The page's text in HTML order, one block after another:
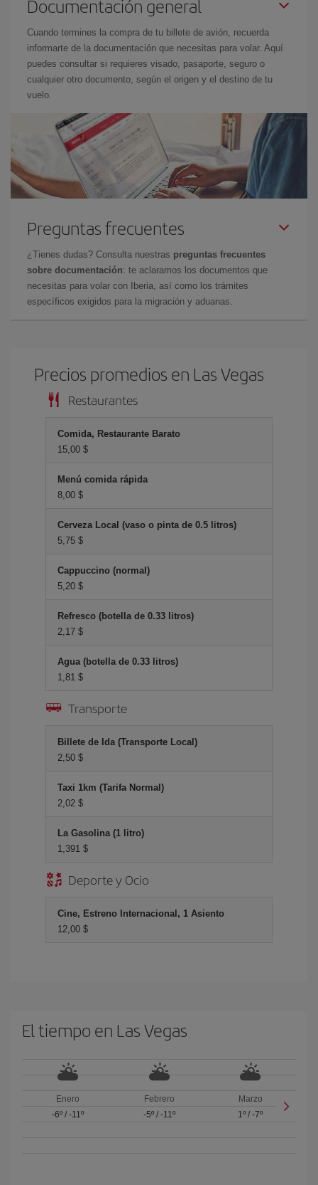
Documentación general
Cuando termines la compra de tu billete de avión, recuerda
informarte de la documentación que necesitas para volar. Aquí
puedes consultar si requieres visado, pasaporte, seguro o
cualquier otro documento, según el origen y el destino de tu
vuelo.
Preguntas frecuentes
¿Tienes dudas? Consulta nuestras preguntas frecuentes
sobre documentación: te aclaramos los documentos que
necesitas para volar con Iberia, así como los trámites
específicos exigidos para la migración y aduanas.
Precios promedios en Las Vegas
Restaurantes
Comida, Restaurante Barato
15,00 $
Menú comida rápida
8,00 $
Cerveza Local (vaso o pinta de 0.5 litros)
5,75 $
Cappuccino (normal)
5,20 $
Refresco (botella de 0.33 litros)
2,17 $
Agua (botella de 0.33 litros)
1,81 $
Transporte
Billete de Ida (Transporte Local)
2,50 $
Taxi 1km (Tarifa Normal)
2,02 $
La Gasolina (1 litro)
1,391 $
Deporte y Ocio
Cine, Estreno Internacional, 1 Asiento
12,00 $
El tiempo en Las Vegas
Enero
-6º/ -11º
Febrero
-5º/ -11º
Marzo
1º /-7º